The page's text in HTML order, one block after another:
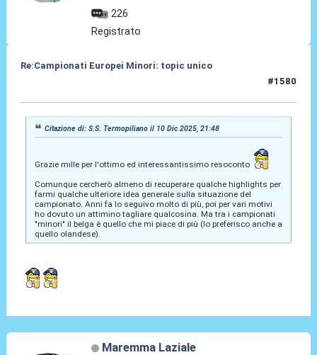
226
Registrato
Re:Campionati Europei Minori: topic unico
#1580
Citazione di: S.S. Termopiliano il 10 Dic 2025, 21:48
Grazie mille per l'ottimo ed interessantissimo resoconto
Comunque cercherò almeno di recuperare qualche highlights per
farmi qualche ulteriore idea generale sulla situazione del
campionato. Anni fa lo seguivo molto di più, poi per vari motivi
ho dovuto un attimino tagliare qualcosina. Ma tra i campionati
"minori" il belga è quello che mi piace di più (lo preferisco anche a
quello olandese).
Maremma Laziale